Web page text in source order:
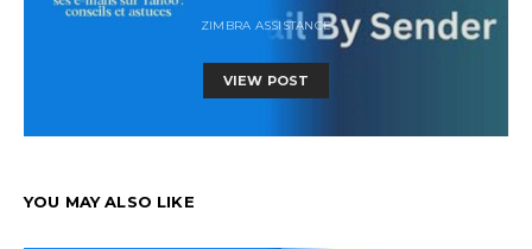
ZIMBRA ASSISTANCE
VIEW POST
YOU MAY ALSO LIKE